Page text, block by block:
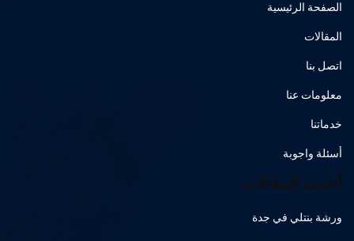
الصفحة الرئيسية
المقالات
اتصل بنا
معلومات عنا
خدماتنا
أسئلة واجوبة
أحدث المقالات
ورشة بنتلي في جدة